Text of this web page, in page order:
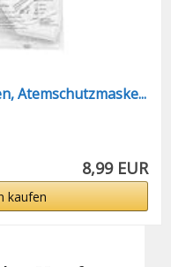
Atemschutzmaske...
8,99 EUR
kaufen